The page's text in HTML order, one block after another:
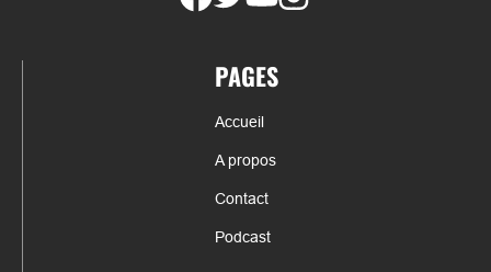
PAGES
Accueil
A propos
Contact
Podcast